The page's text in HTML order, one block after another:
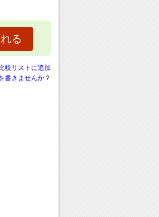
る
較リストに追加
書きませんか？